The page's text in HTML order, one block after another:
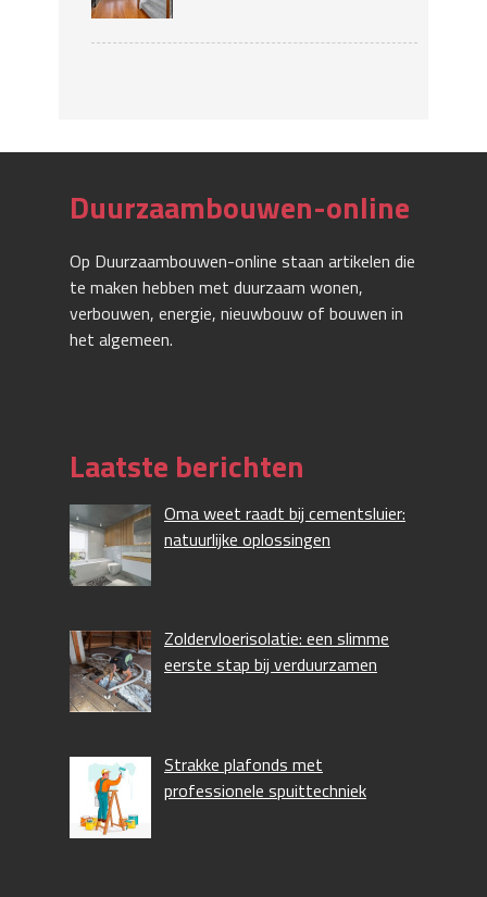
Duurzaambouwen-online
Op Duurzaambouwen-online staan artikelen die
te maken hebben met duurzaam wonen,
verbouwen, energie, nieuwbouw of bouwen in
het algemeen.
Laatste berichten
Oma weet raadt bij cementsluier:
natuurlijke oplossingen
Zoldervloerisolatie: een slimme
eerste stap bij verduurzamen
Strakke plafonds met
professionele spuittechniek